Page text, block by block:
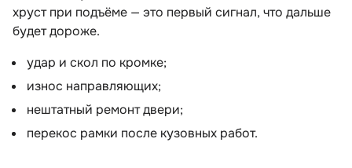
хруст при подъёме — это первый сигнал, что дальше
удет дороже.
удар и скол по кромке;
износ направляющих;
нештатный ремонт двери;
перекос рамки после кузовных работ.